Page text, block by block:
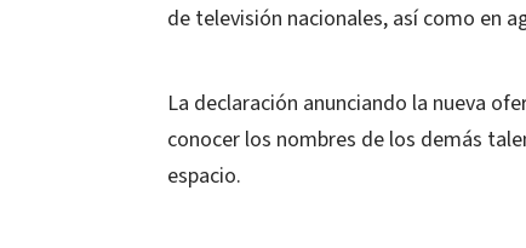
de televisión nacionales, así como en
La declaración anunciando la nueva
conocer los nombres de los demás
espacio.